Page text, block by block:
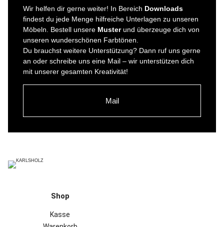
Wir helfen dir gerne weiter! In Bereich Downloads
findest du jede Menge hilfreiche Unterlagen zu unseren
Möbeln. Bestell unsere Musterund überzeuge dich von
unseren wunderschönen Farbtönen.
Du brauchst weitere Unterstützung? Dann ruf uns gerne
an oder schreibe uns eine Mail – wir unterstützen dich
mit unserer gesamten Kreativität!
Mail
Shop
Kasse